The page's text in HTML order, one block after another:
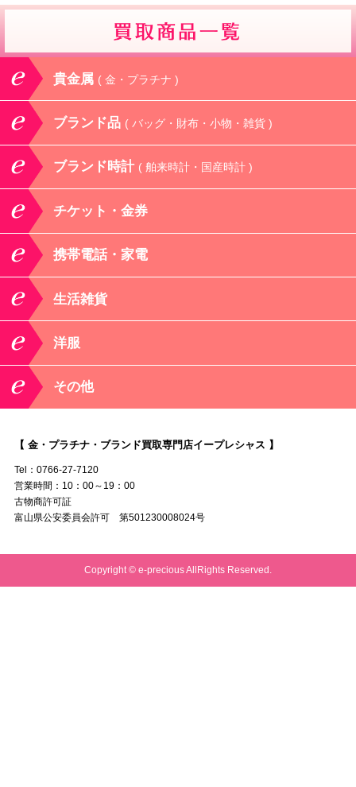
貴金属 ( 金・プラチナ )
ブランド品 ( バッグ・財布・小物・雑貨 )
ブランド時計 ( 舶来時計・国産時計 )
チケット・金券
携帯電話・家電
生活雑貨
洋服
その他
【 金・プラチナ・ブランド買取専門店イープレシャス 】
Tel：0766-27-7120
営業時間：10：00～19：00
古物商許可証
富山県公安委員会許可 第501230008024号
Copyright © e-precious AllRights Reserved.